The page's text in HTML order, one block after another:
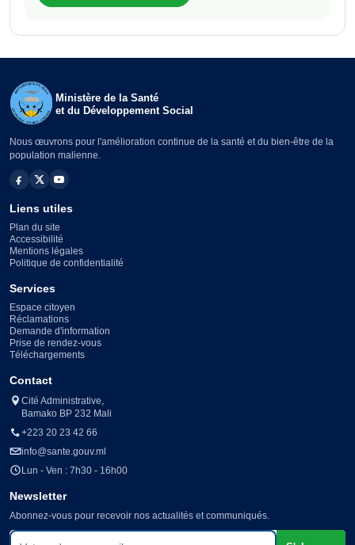
Ministère de la Santé
et du Développement Social
Nous œuvrons pour l'amélioration continue de la santé et du bien-être de la
population malienne.
Liens utiles
Plan du site
Accessibilité
Mentions légales
Politique de confidentialité
Services
Espace citoyen
Réclamations
Demande d'information
Prise de rendez-vous
Téléchargements
Contact
Cité Administrative,
Bamako BP 232 Mali
+223 20 23 42 66
info@sante.gouv.ml
Lun - Ven : 7h30 - 16h00
Newsletter
Abonnez-vous pour recevoir nos actualités et communiqués.
Votre adresse e-mail